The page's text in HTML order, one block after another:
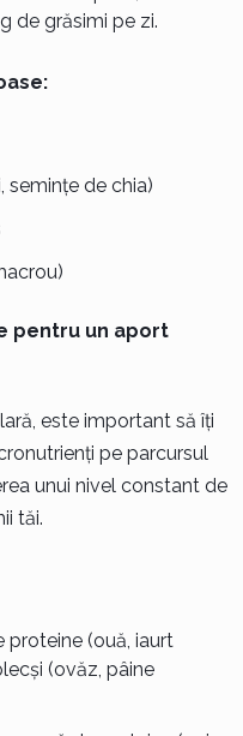
de grăsimi pe zi.
semințe de chia)
pentru un aport
este important să îți
pe parcursul
unui nivel constant de
tăi.
(ouă, iaurt
(ovăz, pâine